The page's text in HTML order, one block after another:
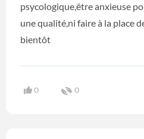
psycologique,être anxieuse
une qualité,ni faire à la place
bientôt
0 0